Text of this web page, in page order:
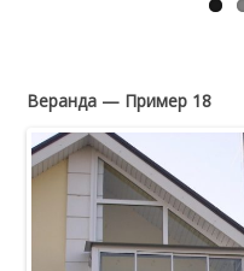
Веранда — Пример 18